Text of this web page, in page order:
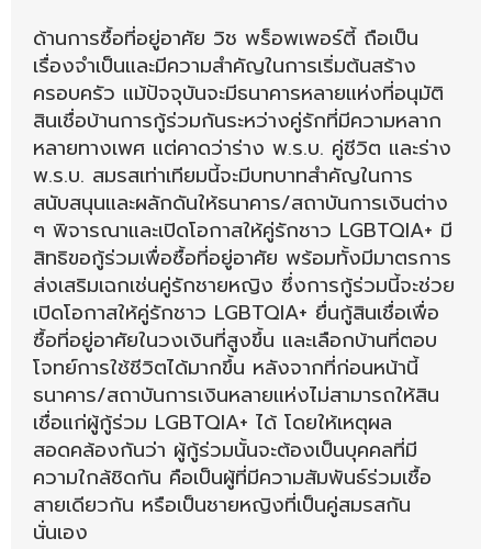
ด้านการซื้อที่อยู่อาศัย วิช พร็อพเพอร์ตี้ ถือเป็น
เรื่องจำเป็นและมีความสำคัญในการเริ่มต้นสร้าง
ครอบครัว แม้ปัจจุบันจะมีธนาคารหลายแห่งที่อนุมัติ
สินเชื่อบ้านการกู้ร่วมกันระหว่างคู่รักที่มีความหลาก
หลายทางเพศ แต่คาดว่าร่าง พ.ร.บ. คู่ชีวิต และร่าง
พ.ร.บ. สมรสเท่าเทียมนี้จะมีบทบาทสำคัญในการ
สนับสนุนและผลักดันให้ธนาคาร/สถาบันการเงินต่าง
ๆ พิจารณาและเปิดโอกาสให้คู่รักชาว LGBTQIA+ มี
สิทธิขอกู้ร่วมเพื่อซื้อที่อยู่อาศัย พร้อมทั้งมีมาตรการ
ส่งเสริมเฉกเช่นคู่รักชายหญิง ซึ่งการกู้ร่วมนี้จะช่วย
เปิดโอกาสให้คู่รักชาว LGBTQIA+ ยื่นกู้สินเชื่อเพื่อ
ซื้อที่อยู่อาศัยในวงเงินที่สูงขึ้น และเลือกบ้านที่ตอบ
โจทย์การใช้ชีวิตได้มากขึ้น หลังจากที่ก่อนหน้านี้
ธนาคาร/สถาบันการเงินหลายแห่งไม่สามารถให้สิน
เชื่อแก่ผู้กู้ร่วม LGBTQIA+ ได้ โดยให้เหตุผล
สอดคล้องกันว่า ผู้กู้ร่วมนั้นจะต้องเป็นบุคคลที่มี
ความใกล้ชิดกัน คือเป็นผู้ที่มีความสัมพันธ์ร่วมเชื้อ
สายเดียวกัน หรือเป็นชายหญิงที่เป็นคู่สมรสกัน
นั่นเอง